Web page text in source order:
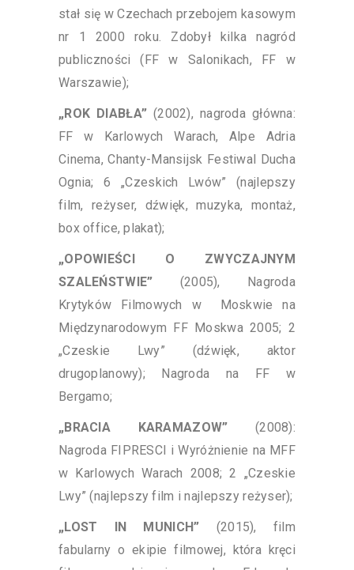
stał się w Czechach przebojem kasowym
nr 1 2000 roku. Zdobył kilka nagród
publiczności (FF w Salonikach, FF w
Warszawie);
„ROK DIABŁA” (2002), nagroda główna:
FF w Karlowych Warach, Alpe Adria
Cinema, Chanty-Mansijsk Festiwal Ducha
Ognia; 6 „Czeskich Lwów” (najlepszy
film, reżyser, dźwięk, muzyka, montaż,
box office, plakat);
„OPOWIEŚCI O ZWYCZAJNYM
SZALEŃSTWIE” (2005), Nagroda
Krytyków Filmowych w Moskwie na
Międzynarodowym FF Moskwa 2005; 2
„Czeskie Lwy” (dźwięk, aktor
drugoplanowy); Nagroda na FF w
Bergamo;
„BRACIA KARAMAZOW” (2008):
Nagroda FIPRESCI i Wyróżnienie na MFF
w Karlowych Warach 2008; 2 „Czeskie
Lwy” (najlepszy film i najlepszy reżyser);
„LOST IN MUNICH” (2015), film
fabularny o ekipie filmowej, która kręci